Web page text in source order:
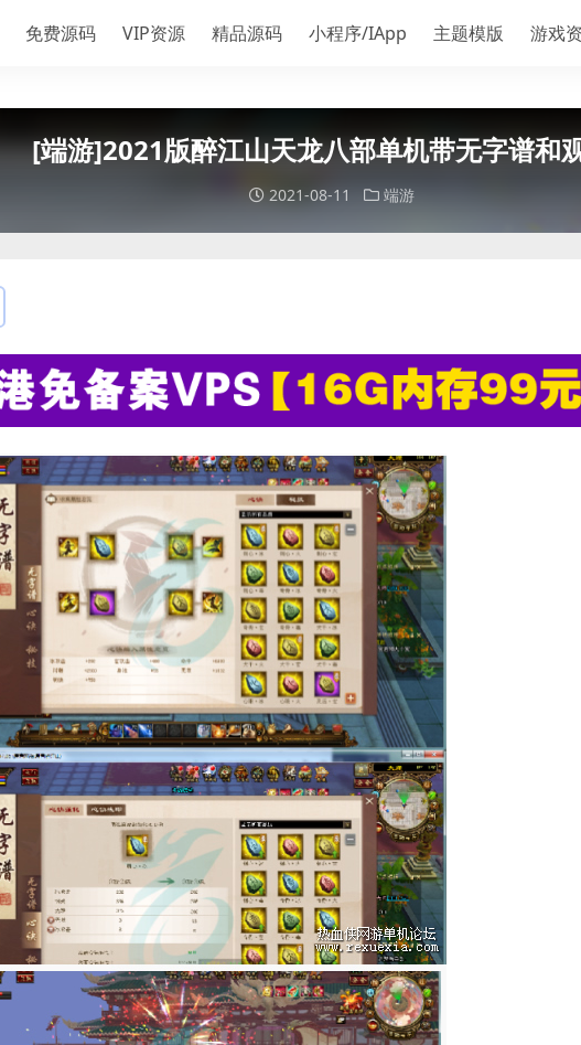
免费源码 VIP资源 精品源码 小程序/IApp 主题模版 游戏
[端游]2021版醉江山天龙八部单机带无字谱和
2021-08-11 端游